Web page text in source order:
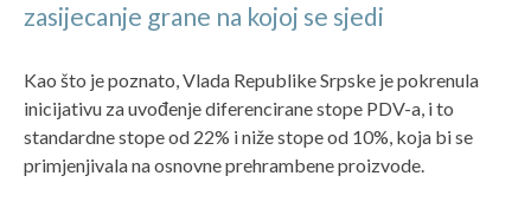
zasijecanje grane na kojoj se sjedi
Kao što je poznato, Vlada Republike Srpske je pokrenula
inicijativu za uvođenje diferencirane stope PDV-a, i to
standardne stope od 22% i niže stope od 10%, koja bi se
primjenjivala na osnovne prehrambene proizvode.